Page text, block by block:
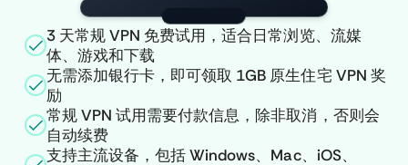
3 天常规 VPN 免费试用，适合日常浏览、流媒
体、游戏和下载
无需添加银行卡，即可领取 1GB 原生住宅 VPN 奖
励
常规 VPN 试用需要付款信息，除非取消，否则会
自动续费
支持主流设备，包括 Windows、Mac、iOS、